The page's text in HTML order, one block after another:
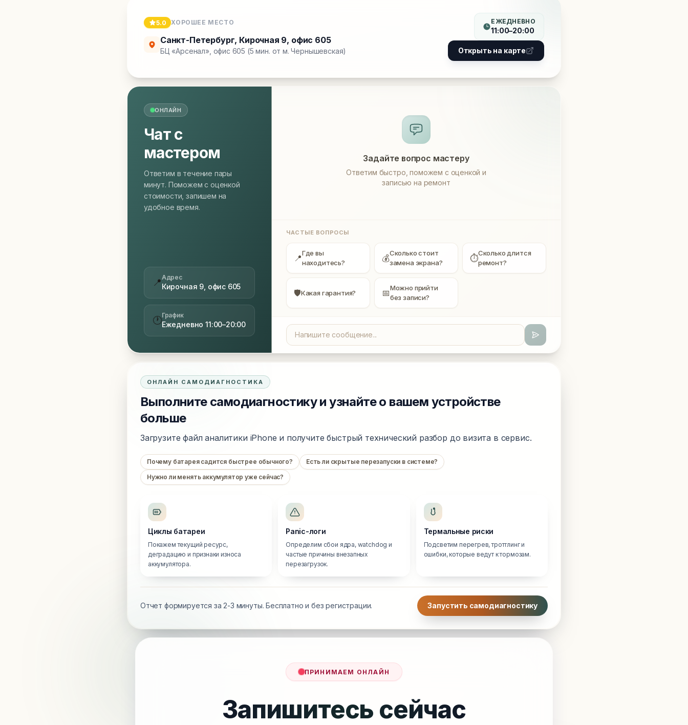
5.0 ХОРОШЕЕ МЕСТО
Санкт-Петербург, Кирочная 9, офис 605
БЦ «Арсенал», офис 605 (5 мин. от м. Чернышевская)
ЕЖЕДНЕВНО
11:00–20:00
Открыть на карте
ОНЛАЙН
Чат с
мастером
Ответим в течение пары
минут. Поможем с оценкой
стоимости, запишем на
удобное время.
📍Адрес
Кирочная 9, офис 605
🕐График
Ежедневно 11:00–20:00
Задайте вопрос мастеру
Ответим быстро, поможем с оценкой и
записью на ремонт
ЧАСТЫЕ ВОПРОСЫ
📍Где вы
находитесь?
💰Сколько стоит
замена экрана?
⏱Сколько длится
ремонт?
🛡Какая гарантия? 📅Можно прийти
без записи?
ОНЛАЙН САМОДИАГНОСТИКА
Выполните самодиагностику и узнайте о вашем устройстве
больше
Загрузите файл аналитики iPhone и получите быстрый технический разбор до визита в сервис.
Почему батарея садится быстрее обычного?
Есть ли скрытые перезапуски в системе?
Нужно ли менять аккумулятор уже сейчас?
Циклы батареи
Покажем текущий ресурс,
деградацию и признаки износа
аккумулятора.
Panic-логи
Определим сбои ядра, watchdog и
частые причины внезапных
перезагрузок.
Термальные риски
Подсветим перегрев, троттлинг и
ошибки, которые ведут к тормозам.
Отчет формируется за 2-3 минуты. Бесплатно и без регистрации. Запустить самодиагностику
ПРИНИМАЕМ ОНЛАЙН
Запишитесь сейчас